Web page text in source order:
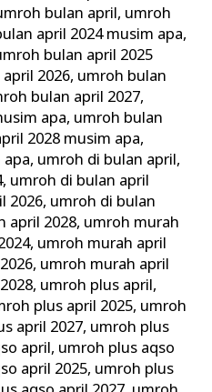
bulan april, umroh
april 2024 musim apa,
bulan april 2025
2026, umroh bulan
bulan april 2027,
apa, umroh bulan
2028 musim apa,
apa, umroh di bulan april,
, umroh di bulan april
2026, umroh di bulan
april 2028, umroh murah
, umroh murah april
, umroh murah april
, umroh plus april,
plus april 2025, umroh
april 2027, umroh plus
april, umroh plus aqso
april 2025, umroh plus